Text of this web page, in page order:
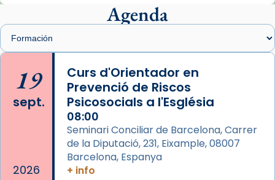
de Barcelona.
2 weeks ago
Aquest dilluns, 27 de juliol, ha tingut lloc la
missa d’acció de gràcies en agraïment al
comitè organitzador de la visita apostòlica
del Sant Pare Lleó XIV a Barcelona, i als
col·laboradors, a la Catedral de Barcelona.
Agenda
19
sept.
2026
Curs d'Orientador en
Prevenció de Riscos
Psicosocials a l'Església
08:00
Seminari Conciliar de Barcelona, Carrer
de la Diputació, 231, Eixample, 08007
Barcelona, Espanya
+ info